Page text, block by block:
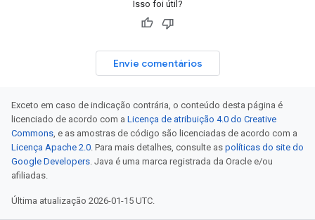
Isso foi útil?
Envie comentários
Exceto em caso de indicação contrária, o conteúdo desta página é
licenciado de acordo com a Licença de atribuição 4.0 do Creative
Commons, e as amostras de código são licenciadas de acordo com a
Licença Apache 2.0. Para mais detalhes, consulte as políticas do site do
Google Developers. Java é uma marca registrada da Oracle e/ou
afiliadas.
Última atualização 2026-01-15 UTC.